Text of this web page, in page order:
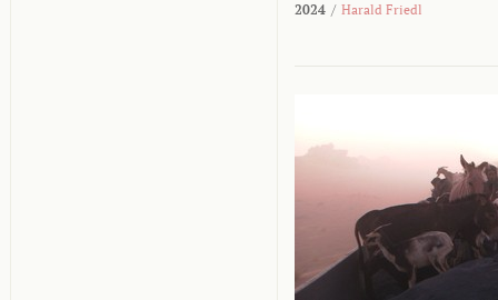
2024 / Harald Friedl